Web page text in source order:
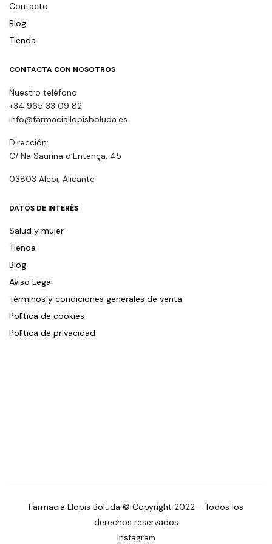
Contacto
Blog
Tienda
CONTACTA CON NOSOTROS
Nuestro teléfono
+34 965 33 09 82
info@farmaciallopisboluda.es
Dirección:
C/ Na Saurina d’Entença, 45
03803 Alcoi, Alicante
DATOS DE INTERÉS
Salud y mujer
Tienda
Blog
Aviso Legal
Términos y condiciones generales de venta
Política de cookies
Política de privacidad
Farmacia Llopis Boluda © Copyright 2022 - Todos los
derechos reservados
Instagram